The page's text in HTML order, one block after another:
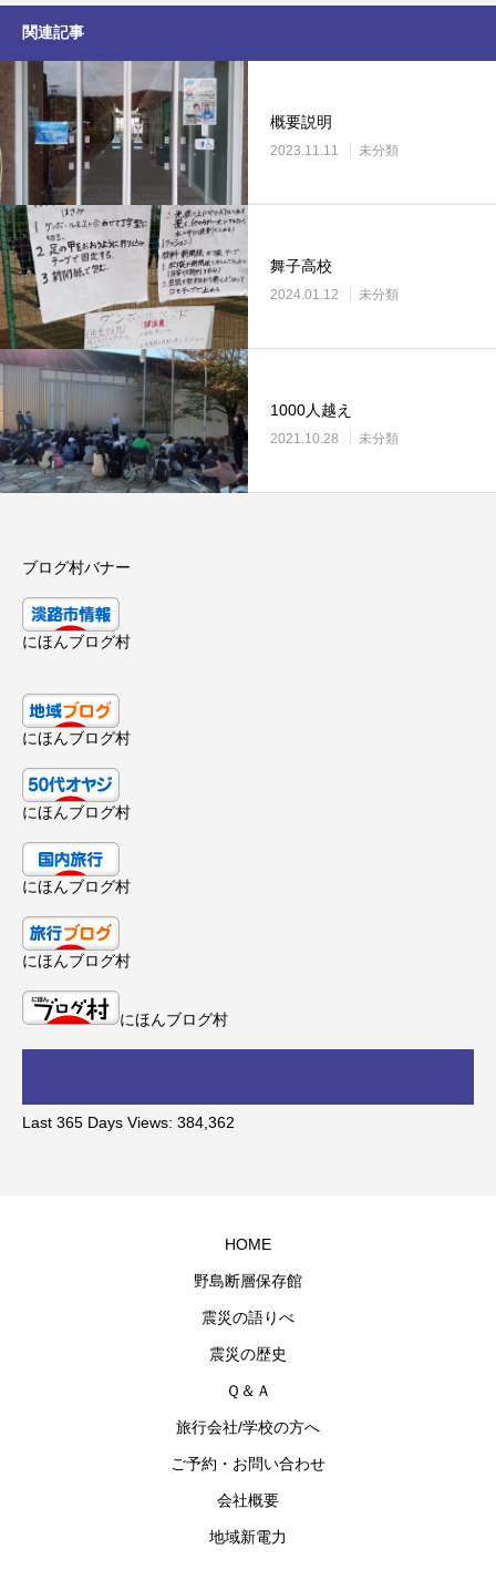
関連記事
概要説明
2023.11.11 未分類
舞子高校
2024.01.12 未分類
1000人越え
2021.10.28 未分類
ブログ村バナー
にほんブログ村
にほんブログ村
にほんブログ村
にほんブログ村
にほんブログ村
にほんブログ村
Last 365 Days Views: 384,362
HOME
野島断層保存館
震災の語りべ
震災の歴史
Ｑ＆Ａ
旅行会社/学校の方へ
ご予約・お問い合わせ
会社概要
地域新電力